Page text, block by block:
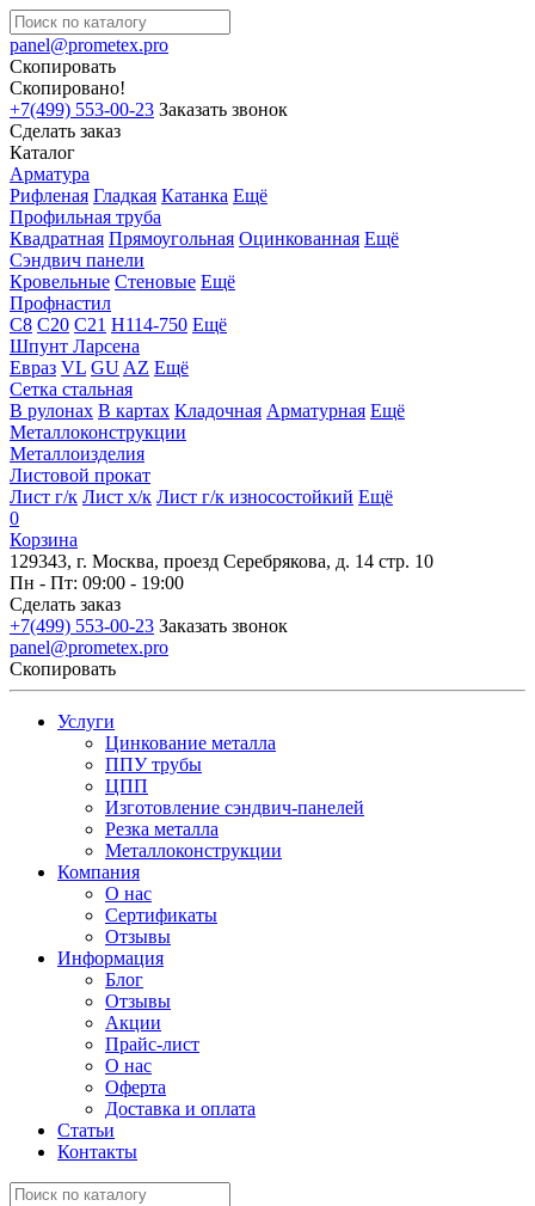
panel@prometex.pro
Скопировать
Скопировано!
+7(499) 553-00-23 Заказать звонок
Сделать заказ
Каталог
Арматура
Рифленая Гладкая Катанка Ещё
Профильная труба
Квадратная Прямоугольная Оцинкованная Ещё
Сэндвич панели
Кровельные Стеновые Ещё
Профнастил
С8 С20 С21 Н114-750 Ещё
Шпунт Ларсена
Евраз VL GU AZ Ещё
Сетка стальная
В рулонах В картах Кладочная Арматурная Ещё
Металлоконструкции
Металлоизделия
Листовой прокат
Лист г/к Лист х/к Лист г/к износостойкий Ещё
0
Корзина
129343, г. Москва, проезд Серебрякова, д. 14 стр. 10
Пн - Пт: 09:00 - 19:00
Сделать заказ
+7(499) 553-00-23 Заказать звонок
panel@prometex.pro
Скопировать
Услуги
Цинкование металла
ППУ трубы
ЦПП
Изготовление сэндвич-панелей
Резка металла
Металлоконструкции
Компания
О нас
Сертификаты
Отзывы
Информация
Блог
Отзывы
Акции
Прайс-лист
О нас
Оферта
Доставка и оплата
Статьи
Контакты